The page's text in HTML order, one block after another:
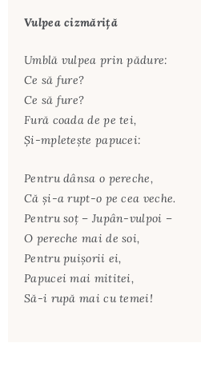
Vulpea cizmăriţă
Umblă vulpea prin pădure:
Ce să fure?
Ce să fure?
Fură coada de pe tei,
Şi-mpleteşte papucei:
Pentru dânsa o pereche,
Că şi-a rupt-o pe cea veche.
Pentru soţ – Jupân-vulpoi –
O pereche mai de soi,
Pentru puişorii ei,
Papucei mai mititei,
Să-i rupă mai cu temei!